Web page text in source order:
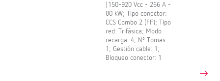
|150-920 Vcc - 266 A -
80 kW; Tipo conector:
CCS Combo 2 (FF); Tipo
red: Trifásica; Modo
recarga: 4; Nº Tomas:
1; Gestión cable: 1;
Bloqueo conector: 1